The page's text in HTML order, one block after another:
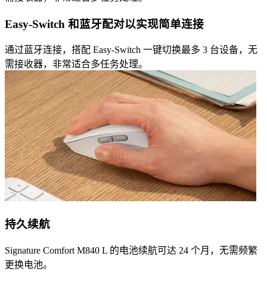
Easy-Switch 和蓝牙配对以实现简单连接
通过蓝牙连接，搭配 Easy-Switch 一键切换最多 3 台设备，无
需接收器，非常适合多任务处理。
持久续航
Signature Comfort M840 L 的电池续航可达 24 个月，无需频繁
更换电池。